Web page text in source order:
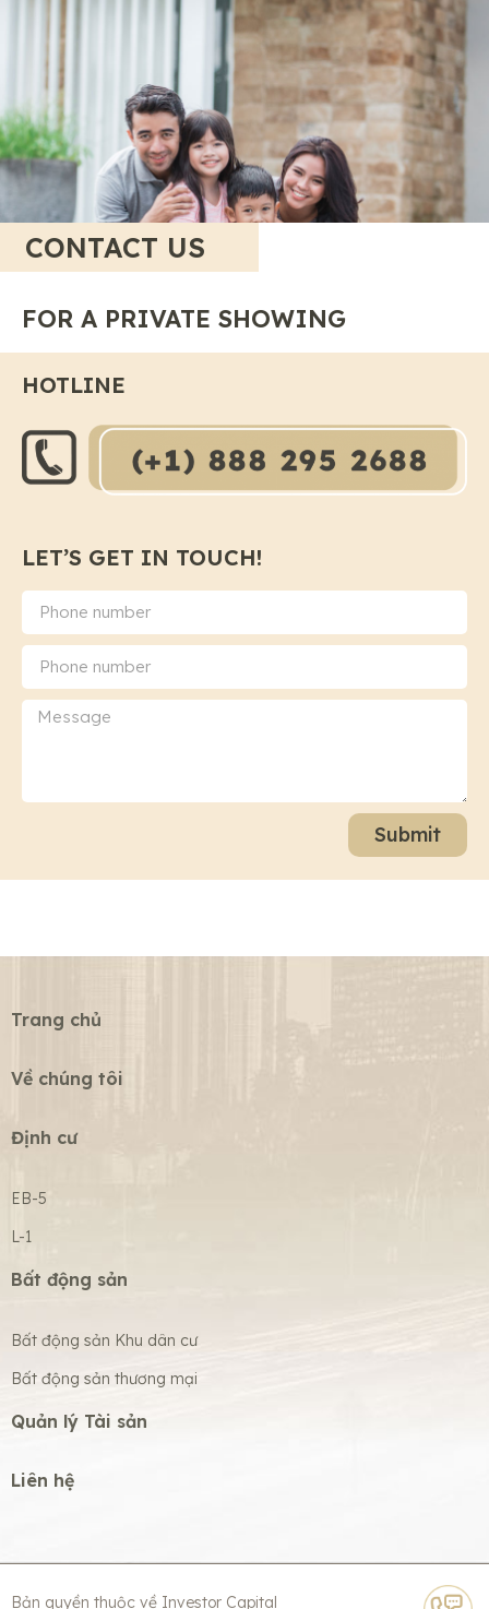
CONTACT US
FOR A PRIVATE SHOWING
HOTLINE
LET’S GET IN TOUCH!
Submit
Trang chủ
Về chúng tôi
Định cư
EB-5
L-1
Bất động sản
Bất động sản Khu dân cư
Bất động sản thương mại
Quản lý Tài sản
Liên hệ
Bản quyền thuộc về Investor Capital